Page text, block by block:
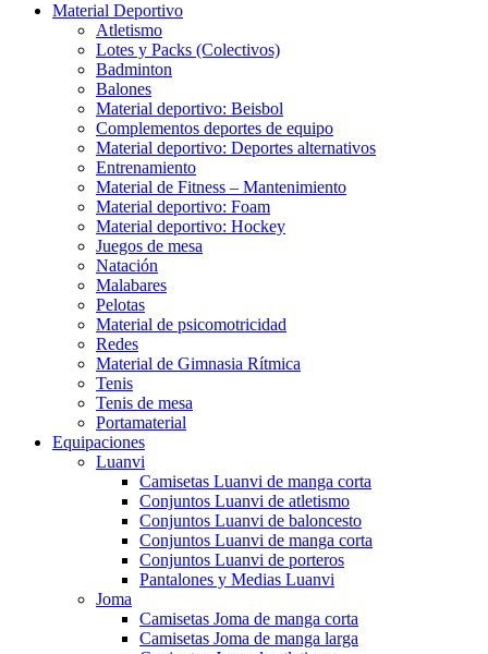
Material Deportivo
Atletismo
Lotes y Packs (Colectivos)
Badminton
Balones
Material deportivo: Beisbol
Complementos deportes de equipo
Material deportivo: Deportes alternativos
Entrenamiento
Material de Fitness – Mantenimiento
Material deportivo: Foam
Material deportivo: Hockey
Juegos de mesa
Natación
Malabares
Pelotas
Material de psicomotricidad
Redes
Material de Gimnasia Rítmica
Tenis
Tenis de mesa
Portamaterial
Equipaciones
Luanvi
Camisetas Luanvi de manga corta
Conjuntos Luanvi de atletismo
Conjuntos Luanvi de baloncesto
Conjuntos Luanvi de manga corta
Conjuntos Luanvi de porteros
Pantalones y Medias Luanvi
Joma
Camisetas Joma de manga corta
Camisetas Joma de manga larga